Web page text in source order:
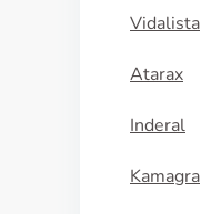
Vidalista
Atarax
Inderal
Kamagra